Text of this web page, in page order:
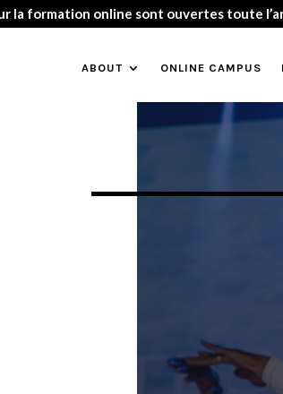
pour la rentrée 2026-2027 sont ouvertes
ABOUT ONLINE CAMPUS
Video Player